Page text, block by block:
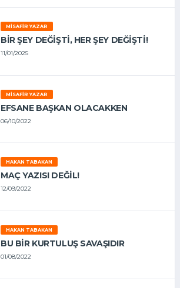
MISAFIR YAZAR
BIR ŞEY DEĞIŞTI, HER ŞEY DEĞIŞTI!
11/01/2025
MISAFIR YAZAR
EFSANE BAŞKAN OLACAKKEN
06/10/2022
HAKAN TABAKAN
MAÇ YAZISI DEĞİL!
12/09/2022
HAKAN TABAKAN
BU BİR KURTULUŞ SAVAŞIDIR
01/08/2022